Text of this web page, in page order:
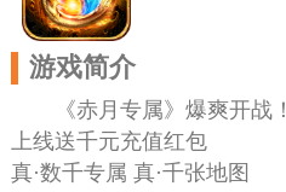
游戏简介
《赤月专属》爆爽开战！
上线送千元充值红包
真·数千专属 真·千张地图